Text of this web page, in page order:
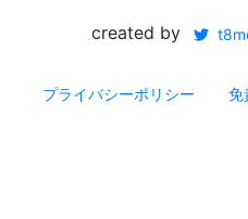
created by
プライバシーポリシー 免